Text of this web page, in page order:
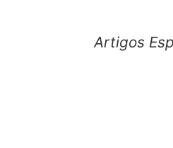
Artigos